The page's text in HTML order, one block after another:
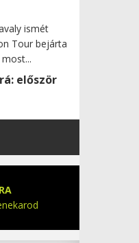
ismét
Tour bejárta
először